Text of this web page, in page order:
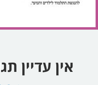
אין עדיין